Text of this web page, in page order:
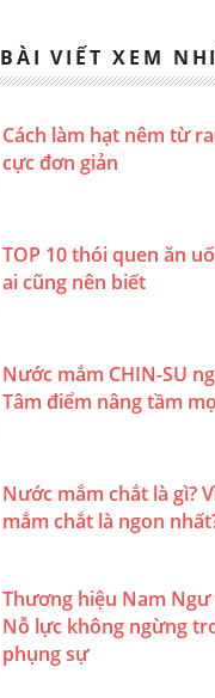
BÀI VIẾT XEM
Cách làm hạt nêm từ
cực đơn giản
TOP 10 thói quen ăn
ai cũng nên biết
Nước mắm CHIN-SU
Tâm điểm nâng tầm
Nước mắm chắt là gì?
mắm chắt là ngon
Thương hiệu Nam Ngư
Nỗ lực không ngừng
phụng sự